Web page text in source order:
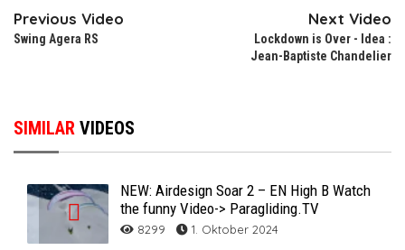
Previous Video
Swing Agera RS
Next Video
Lockdown is Over - Idea :
Jean-Baptiste Chandelier
SIMILAR VIDEOS
NEW: Airdesign Soar 2 – EN High B Watch
the funny Video-> Paragliding.TV
8299 1. Oktober 2024